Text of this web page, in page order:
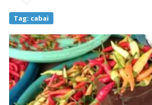
Tag: cabai